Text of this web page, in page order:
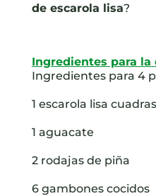
de escarola lisa?
Ingredientes para la
Ingredientes para 4
1 escarola lisa
1 aguacate
2 rodajas de piña
6 gambones cocidos